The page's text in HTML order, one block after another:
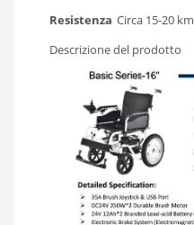
Resistenza Circa 15-20 km
Descrizione del prodotto